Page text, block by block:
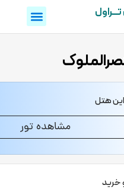
هتل
مشاهده تور
خرید